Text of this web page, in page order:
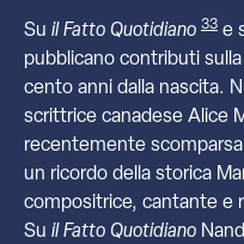
Su il Fatto Quotidiano 33 e
pubblicano contributi
cento anni dalla nascita.
scrittrice canadese Alice
recentemente scomparsa
un ricordo della storica
compositrice, cantante e
Su il Fatto Quotidiano